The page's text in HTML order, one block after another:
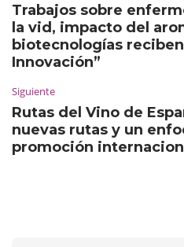
Trabajos sobre
la vid, impacto del
biotecnologías
Innovación”
Siguiente
Rutas del Vino de
nuevas rutas y un
promoción